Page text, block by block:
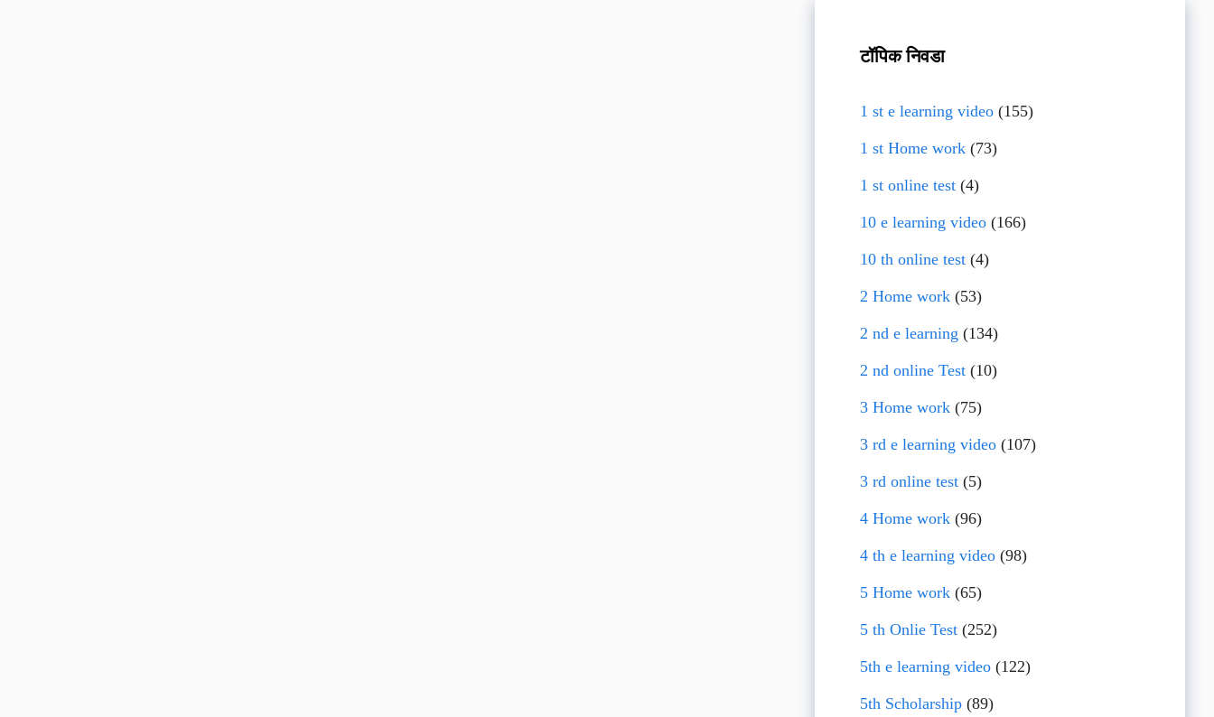
टॉपिक निवडा
1 st e learning video(155)
1 st Home work(73)
1 st online test(4)
10 e learning video(166)
10 th online test(4)
2 Home work(53)
2 nd e learning (134)
2 nd online Test(10)
3 Home work(75)
3 rd e learning video(107)
3 rd online test(5)
4 Home work(96)
4 th e learning video(98)
5 Home work(65)
5 th Onlie Test(252)
5th e learning video(122)
5th Scholarship(89)